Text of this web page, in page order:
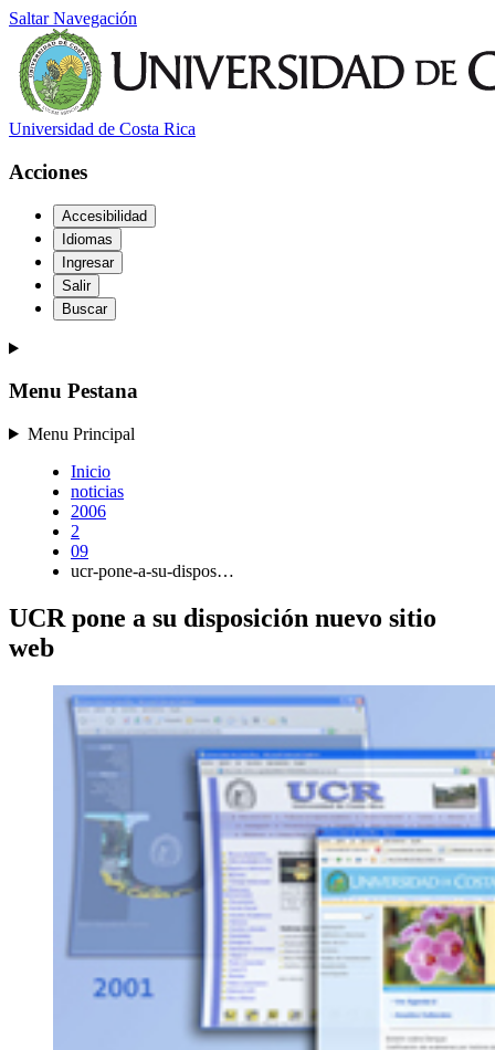
Saltar Navegación
Universidad de Costa Rica
Acciones
Accesibilidad
Idiomas
Ingresar
Salir
Buscar
Menu Pestana
Menu Principal
Inicio
noticias
2006
2
09
ucr-pone-a-su-dispos…
UCR pone a su disposición nuevo sitio
web